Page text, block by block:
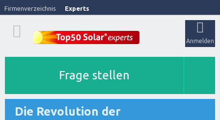
Firmenverzeichnis Experts
Anmelden
Frage stellen
Die Revolution der